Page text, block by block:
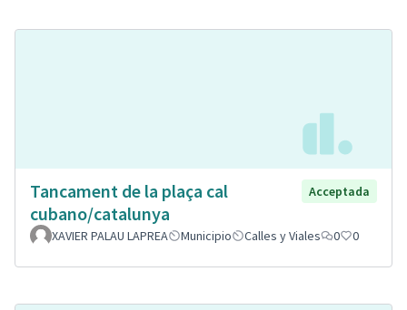
Tancament de la plaça cal
cubano/catalunya
Acceptada
XAVIER PALAU LAPREA Municipio Calles y Viales 0 0